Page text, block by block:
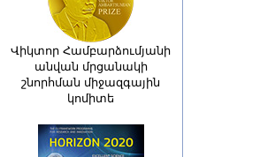
Վիկտոր Համբարձումյանի
անվան մրցանակի
շնորհման միջազգային
կոմիտե